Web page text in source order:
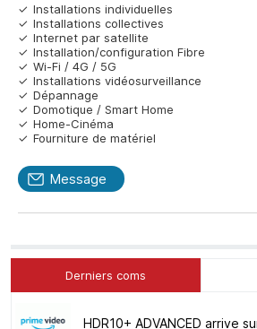
Installations individuelles
Installations collectives
Internet par satellite
Installation/configuration Fibre
Wi-Fi / 4G / 5G
Installations vidéosurveillance
Dépannage
Domotique / Smart Home
Home-Cinéma
Fourniture de matériel
Message
Derniers coms
HDR10+ ADVANCED arrive